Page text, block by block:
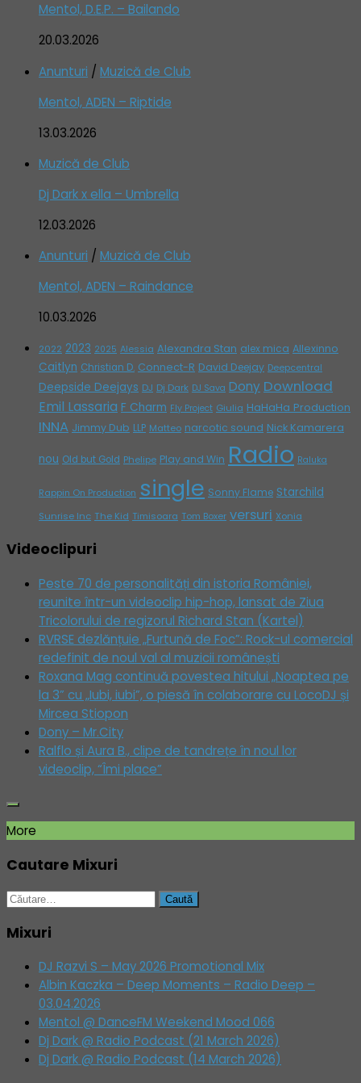
Mentol, D.E.P. – Bailando
20.03.2026
Anunturi / Muzică de Club
Mentol, ADEN – Riptide
13.03.2026
Muzică de Club
Dj Dark x ella – Umbrella
12.03.2026
Anunturi / Muzică de Club
Mentol, ADEN – Raindance
10.03.2026
2022 2023 2025 Alessia Alexandra Stan alex mica Allexinno
Caitlyn Christian D. Connect-R David Deejay Deepcentral
Deepside Deejays DJ Dj Dark DJ Sava Dony Download
Emil Lassaria F Charm Fly Project Giulia HaHaHa Production
INNA Jimmy Dub LLP Matteo narcotic sound Nick Kamarera
nou Old but Gold Phelipe Play and Win Radio Raluka
Rappin On Production single Sonny Flame Starchild
Sunrise Inc The Kid Timisoara Tom Boxer versuri Xonia
Videoclipuri
Peste 70 de personalități din istoria României,
reunite într-un videoclip hip-hop, lansat de Ziua
Tricolorului de regizorul Richard Stan (Kartel)
RVRSE dezlănțuie „Furtună de Foc”: Rock-ul comercial
redefinit de noul val al muzicii românești
Roxana Mag continuă povestea hitului „Noaptea pe
la 3” cu „Iubi, iubi”, o piesă în colaborare cu LocoDJ și
Mircea Stiopon
Dony – Mr.City
Ralflo și Aura B., clipe de tandrețe în noul lor
videoclip, “Îmi place”
More
Cautare Mixuri
Caută
Mixuri
DJ Razvi S – May 2026 Promotional Mix
Albin Kaczka – Deep Moments – Radio Deep –
03.04.2026
Mentol @ DanceFM Weekend Mood 066
Dj Dark @ Radio Podcast (21 March 2026)
Dj Dark @ Radio Podcast (14 March 2026)